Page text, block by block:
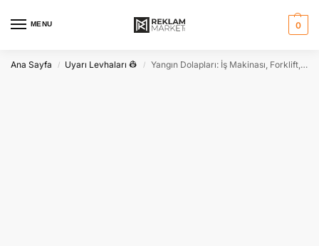
MENU 0
Ana Sayfa / Uyarı Levhaları 👷 / Yangın Dolapları: İş Makinası, Forklift, Araç Yıkamada Kullanılmaz